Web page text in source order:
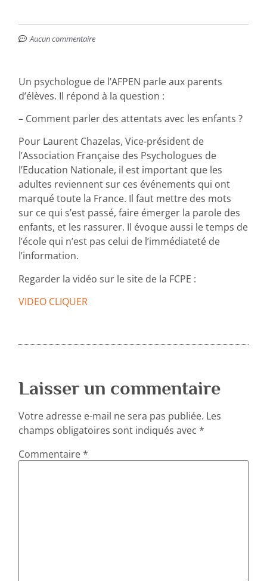
Aucun commentaire
Un psychologue de l’AFPEN parle aux parents
d’élèves. Il répond à la question :
– Comment parler des attentats avec les enfants ?
Pour Laurent Chazelas, Vice-président de
l’Association Française des Psychologues de
l’Education Nationale, il est important que les
adultes reviennent sur ces événements qui ont
marqué toute la France. Il faut mettre des mots
sur ce qui s’est passé, faire émerger la parole des
enfants, et les rassurer. Il évoque aussi le temps de
l’école qui n’est pas celui de l’immédiateté de
l’information.
Regarder la vidéo sur le site de la FCPE :
VIDEO CLIQUER
Laisser un commentaire
Votre adresse e-mail ne sera pas publiée. Les
champs obligatoires sont indiqués avec*
Commentaire*